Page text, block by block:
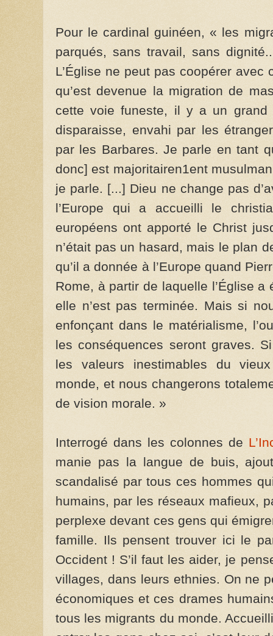
Pour le cardinal guinéen, « les
parqués, sans travail, sans
L’Église ne peut pas coopérer avec
qu’est devenue la migration de
cette voie funeste, il y a un
disparaisse, envahi par les
par les Barbares. Je parle en tant
donc] est majoritairen1ent
je parle. [...] Dieu ne change pas
l’Europe qui a accueilli le
européens ont apporté le Christ
n’était pas un hasard, mais le plan
qu’il a donnée à l’Europe quand
Rome, à partir de laquelle l’Église a
elle n’est pas terminée. Mais si
enfonçant dans le matérialisme,
les conséquences seront graves.
les valeurs inestimables du
monde, et nous changerons
de vision morale. »
Interrogé dans les colonnes de
manie pas la langue de buis,
scandalisé par tous ces hommes
humains, par les réseaux mafieux,
perplexe devant ces gens qui
famille. Ils pensent trouver ici le
Occident ! S’il faut les aider, je
villages, dans leurs ethnies. On ne
éco­nomiques et ces drames
tous les mi­grants du monde.